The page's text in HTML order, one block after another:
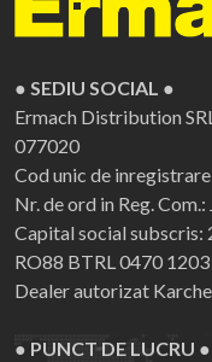
● SEDIU SOCIAL ●
Ermach Distribution
077020
Cod unic de
Nr. de ord in Reg.
Capital social subscris:
RO88 BTRL 0470
Dealer autorizat
● PUNCT DE LUCRU ●